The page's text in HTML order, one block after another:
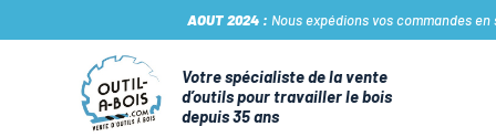
AOUT 2024 : Nous expédions vos commandes
Votre spécialiste de la vente
d’outils pour travailler le bois
depuis 35 ans